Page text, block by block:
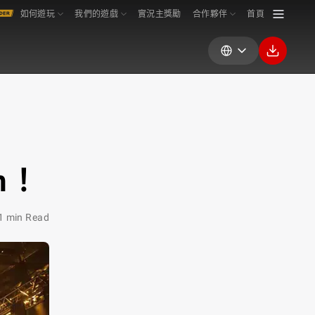
如何遊玩 我們的遊戲 實況主獎勵 合作夥伴 首頁
min Read